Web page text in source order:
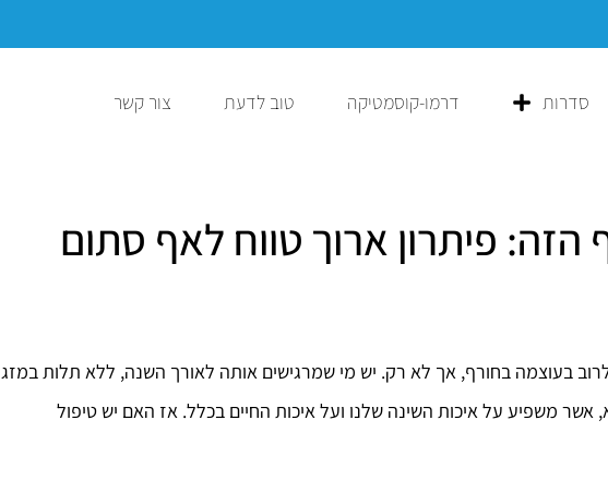
סדרות דרמו-קוסמטיקה טוב לדעת צור קשר
הזה: פיתרון ארוך טווח לאף סתום
בעוצמה בחורף, אך לא רק. יש מי שמרגישים אותה לאורך השנה, ללא תלות במזג
משפיע על איכות השינה שלנו ועל איכות החיים בכלל. אז האם יש טיפול